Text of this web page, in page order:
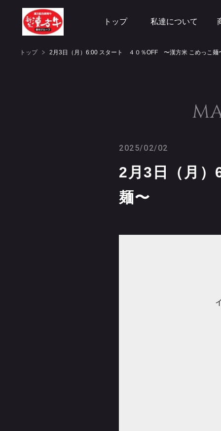
トップ 私達について
トップ 2月3日（月）6:00 スタート ４０％OFF 〜漢方米 こめっこ麺
2025/02/02
2月3日（月
麺〜